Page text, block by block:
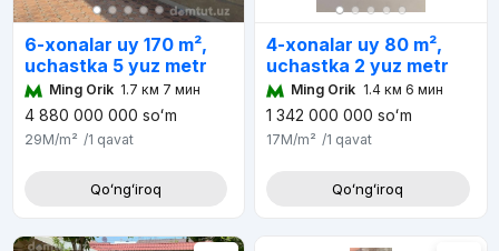
6-xonalar uy 170 m²,
uchastka 5 yuz metr
Ming Orik 1.7 км 7 мин
4 880 000 000 soʻm
29M/m² /1 qavat
Qoʻngʻiroq
4-xonalar uy 80 m²,
uchastka 2 yuz metr
Ming Orik 1.4 км 6 мин
1 342 000 000 soʻm
17M/m² /1 qavat
Qoʻngʻiroq